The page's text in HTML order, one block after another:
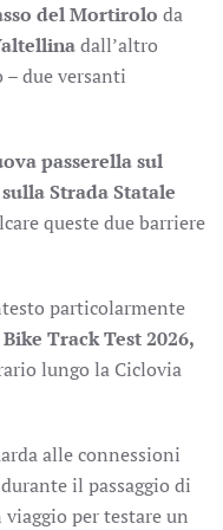
del Mortirolo da
dall’altro
due versanti
passerella sul
Strada Statale
queste due barriere
particolarmente
Bike Track Test 2026,
lungo la Ciclovia
alle connessioni
il passaggio di
per testare un